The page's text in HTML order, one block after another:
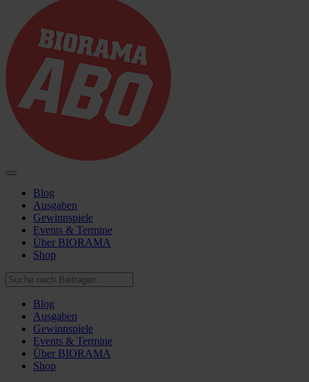
Blog
Ausgaben
Gewinnspiele
Events & Termine
Über BIORAMA
Shop
Blog
Ausgaben
Gewinnspiele
Events & Termine
Über BIORAMA
Shop